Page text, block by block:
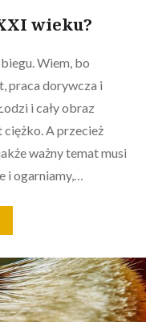
wieku?
Wiem, bo
praca dorywcza i
i cały obraz
A przecież
ważny temat musi
i ogarniamy,…